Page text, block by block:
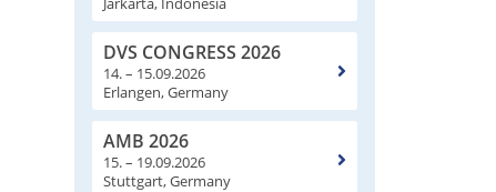
DVS CONGRESS 2026
14. – 15.09.2026
Erlangen, Germany
AMB 2026
15. – 19.09.2026
Stuttgart, Germany